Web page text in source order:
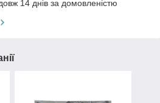
14 днів за домовленістю